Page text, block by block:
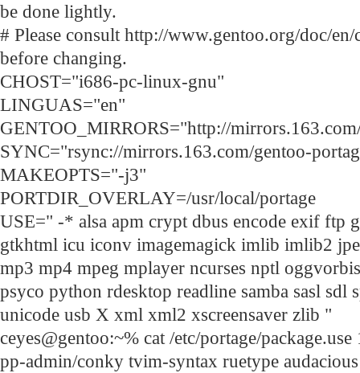
be done lightly.
# Please consult http://www.gentoo.org/doc/
before changing.
CHOST="i686-pc-linux-gnu"
LINGUAS="en"
GENTOO_MIRRORS="http://
SYNC="rsync://mirrors.163.com/gentoo-
MAKEOPTS="-j3"
PORTDIR_OVERLAY=/usr/local/portage
USE=" -* alsa apm crypt dbus encode exif ftp
gtkhtml icu iconv imagemagick imlib imlib2
mp3 mp4 mpeg mplayer ncurses nptl
psyco python rdesktop readline samba sasl sdl
unicode usb X xml xml2 xscreensaver zlib "
ceyes@gentoo:~% cat /etc/portage/
pp-admin/conky tvim-syntax ruetype